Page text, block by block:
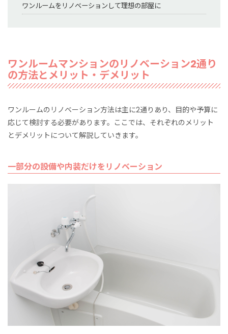
ワンルームをリノベーションして理想の部屋に
ワンルームマンションのリノベーション2通り
の方法とメリット・デメリット
ワンルームのリノベーション方法は主に2通りあり、目的や予算に
応じて検討する必要があります。ここでは、それぞれのメリット
とデメリットについて解説していきます。
一部分の設備や内装だけをリノベーション